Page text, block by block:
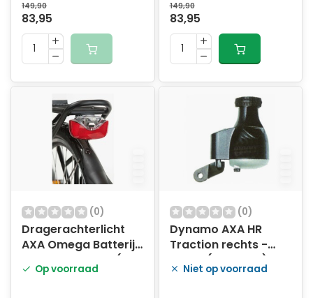
149,90
83,95
149,90
83,95
(0)
Dragerachterlicht
AXA Omega Batterij
Auto 50-80 mm (op
kaart)
Op voorraad
(0)
Dynamo AXA HR
Traction rechts -
zwart (op kaart)
Niet op voorraad